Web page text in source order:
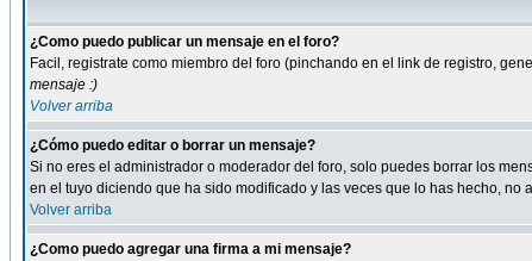
¿Como puedo publicar un mensaje en el foro?
Facil, registrate como miembro del foro (pinchando en el link de registro,
mensaje :)
Volver arriba
¿Cómo puedo editar o borrar un mensaje?
Si no eres el administrador o moderador del foro, solo puedes borrar los
en el tuyo diciendo que ha sido modificado y las veces que lo has hecho,
Volver arriba
¿Como puedo agregar una firma a mi mensaje?